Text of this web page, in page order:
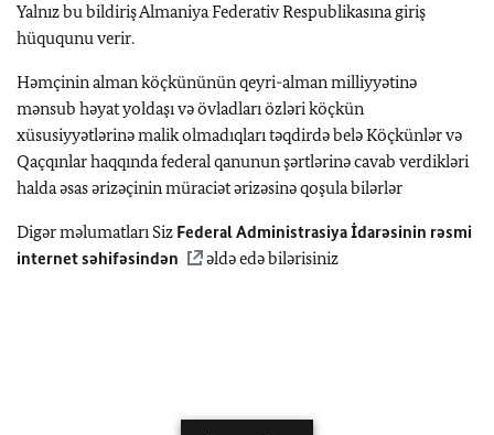
Yalnız bu bildiriş Almaniya Federativ Respublikasına giriş
hüququnu verir.
Həmçinin alman köçkününün qeyri-alman milliyyətinə
mənsub həyat yoldaşı və övladları özləri köçkün
xüsusiyyətlərinə malik olmadıqları təqdirdə belə Köçkünlər və
Qaçqınlar haqqında federal qanunun şərtlərinə cavab verdikləri
halda əsas ərizəçinin müraciət ərizəsinə qoşula bilərlər
Digər məlumatları Siz Federal Administrasiya İdarəsinin rəsmi
internet səhifəsindən
əldə edə bilərisiniz